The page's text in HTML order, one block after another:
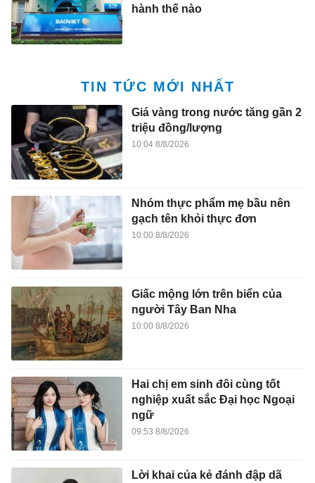
hành thế nào
TIN TỨC MỚI NHẤT
Giá vàng trong nước tăng gần 2
triệu đồng/lượng
10:04 8/8/2026
Nhóm thực phẩm mẹ bầu nên
gạch tên khỏi thực đơn
10:00 8/8/2026
Giấc mộng lớn trên biển của
người Tây Ban Nha
10:00 8/8/2026
Hai chị em sinh đôi cùng tốt
nghiệp xuất sắc Đại học Ngoại
ngữ
09:53 8/8/2026
Lời khai của kẻ đánh đập dã